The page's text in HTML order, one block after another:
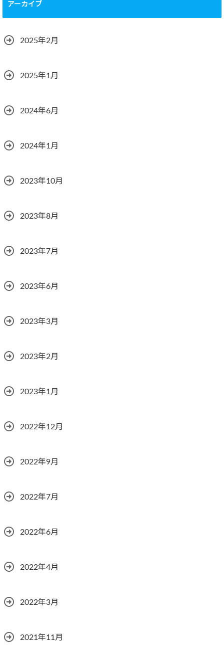
アーカイブ
2025年2月
2025年1月
2024年6月
2024年1月
2023年10月
2023年8月
2023年7月
2023年6月
2023年3月
2023年2月
2023年1月
2022年12月
2022年9月
2022年7月
2022年6月
2022年4月
2022年3月
2021年11月